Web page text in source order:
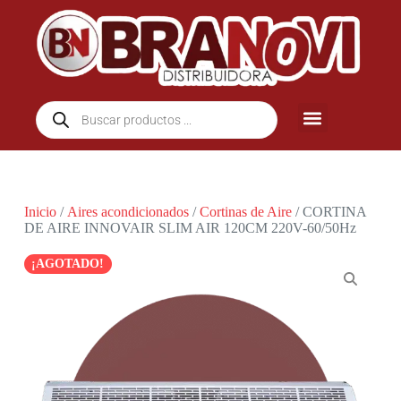
Inicio/ Aires acondicionados/Cortinas de Aire/ CORTINA
DE AIRE INNOVAIR SLIM AIR 120CM 220V-60/50Hz
¡AGOTADO!